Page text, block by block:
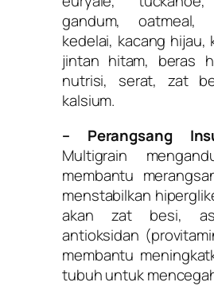
gandum, oatmeal,
kedelai, kacang hijau,
jintan hitam, beras
nutrisi, serat, zat
kalsium.
– Perangsang
Multigrain
membantu
menstabilkan
akan zat besi,
antioksidan
membantu
tubuh untuk